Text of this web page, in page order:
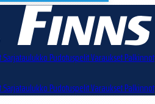
SarjataulukkoPudotuspelitVarauksetPalkinnot
SarjataulukkoPudotuspelitVarauksetPalkinnot